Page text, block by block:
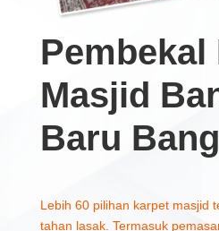
Pembekal
Masjid
Baru
Lebih 60 pilihan karpet masjid
tahan lasak. Termasuk